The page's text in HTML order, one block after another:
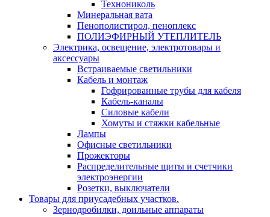
Технониколь
Минеральная вата
Пенополистирол, пеноплекс
ПОЛИЭФИРНЫЙ УТЕПЛИТЕЛЬ
Электрика, освещение, электротовары и
аксессуары
Встраиваемые светильники
Кабель и монтаж
Гофрированные трубы для кабеля
Кабель-каналы
Силовые кабели
Хомуты и стяжки кабельные
Лампы
Офисные светильники
Прожекторы
Распределительные щиты и счетчики
электроэнергии
Розетки, выключатели
Товары для приусадебных участков.
Зернодробилки, доильные аппараты